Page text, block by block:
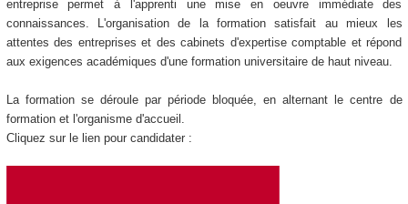
entreprise permet à l'apprenti une mise en oeuvre immédiate des
connaissances. L'organisation de la formation satisfait au mieux les
attentes des entreprises et des cabinets d'expertise comptable et répond
aux exigences académiques d'une formation universitaire de haut niveau.
La formation se déroule par période bloquée, en alternant le centre de
formation et l'organisme d'accueil.
Cliquez sur le lien pour candidater :